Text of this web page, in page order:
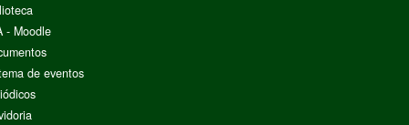
- Moodle
de eventos